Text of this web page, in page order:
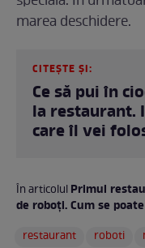
marea deschidere.
CITEȘTE ȘI:
Ce să pui în
la restaurant.
care îl vei
În articolulPrimul
de roboți. Cum se
restaurant
roboti